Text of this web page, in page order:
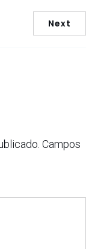
Next
Campos